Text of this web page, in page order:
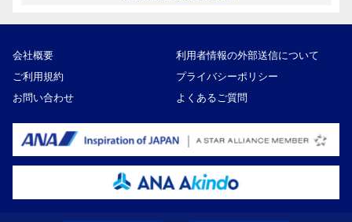
会社概要
利用者情報の外部送信について
ご利用規約
プライバシーポリシー
お問い合わせ
よくあるご質問